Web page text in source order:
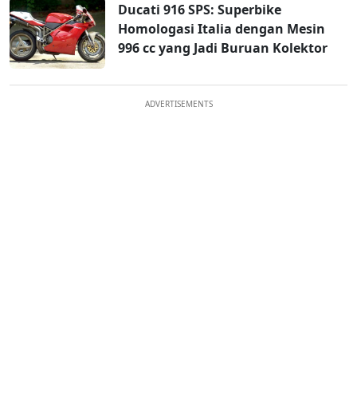
Ducati 916 SPS: Superbike
Homologasi Italia dengan Mesin
996 cc yang Jadi Buruan Kolektor
ADVERTISEMENTS